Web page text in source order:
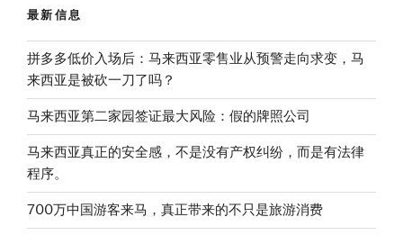
最新信息
拼多多低价入场后：马来西亚零售业从预警走向求变，马
来西亚是被砍一刀了吗？
马来西亚第二家园签证最大风险：假的牌照公司
马来西亚真正的安全感，不是没有产权纠纷，而是有法律
程序。
700万中国游客来马，真正带来的不只是旅游消费